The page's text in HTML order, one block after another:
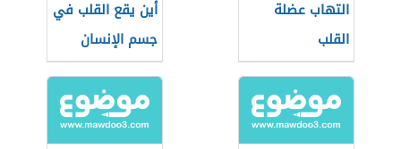
التهاب عضلة
القلب
أين يقع القلب في
جسم الإنسان